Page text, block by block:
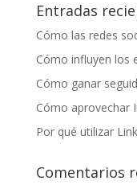
Entradas
Cómo las redes
Cómo influyen los
Cómo ganar
Cómo aprovechar
Por qué utilizar
Comentarios